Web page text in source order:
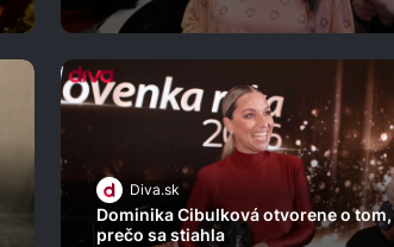
Diva.sk
Dominika Cibulková otvorene o tom,
prečo sa stiahla